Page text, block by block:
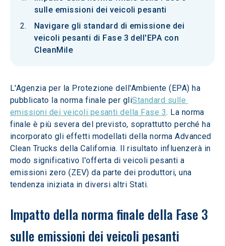
sulle emissioni dei veicoli pesanti
Navigare gli standard di emissione dei
veicoli pesanti di Fase 3 dell'EPA con
CleanMile
L'Agenzia per la Protezione dell'Ambiente (EPA) ha
pubblicato la norma finale per gliStandard sulle
emissioni dei veicoli pesanti della Fase 3. La norma
finale è più severa del previsto, soprattutto perché ha
incorporato gli effetti modellati della norma Advanced
Clean Trucks della California. Il risultato influenzerà in
modo significativo l'offerta di veicoli pesanti a
emissioni zero (ZEV) da parte dei produttori, una
tendenza iniziata in diversi altri Stati.
Impatto della norma finale della Fase 3
sulle emissioni dei veicoli pesanti